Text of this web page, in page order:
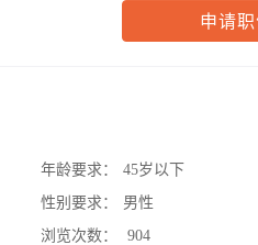
申请职
年龄要求：
45岁以下
性别要求：
男性
浏览次数：
904